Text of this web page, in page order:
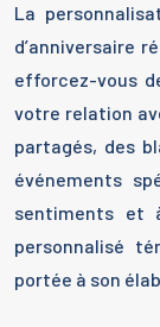
La
d’anniversaire
efforcez-vous
votre relation
partagés, des
événements
sentiments et
personnalisé
portée à son